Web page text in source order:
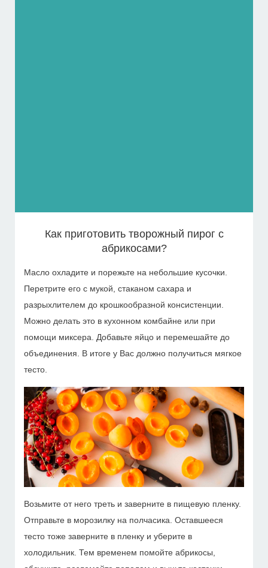
Как приготовить творожный пирог с
абрикосами?
Масло охладите и порежьте на небольшие кусочки.
Перетрите его с мукой, стаканом сахара и
разрыхлителем до крошкообразной консистенции.
Можно делать это в кухонном комбайне или при
помощи миксера. Добавьте яйцо и перемешайте до
объединения. В итоге у Вас должно получиться мягкое
тесто.
Возьмите от него треть и заверните в пищевую пленку.
Отправьте в морозилку на полчасика. Оставшееся
тесто тоже заверните в пленку и уберите в
холодильник. Тем временем помойте абрикосы,